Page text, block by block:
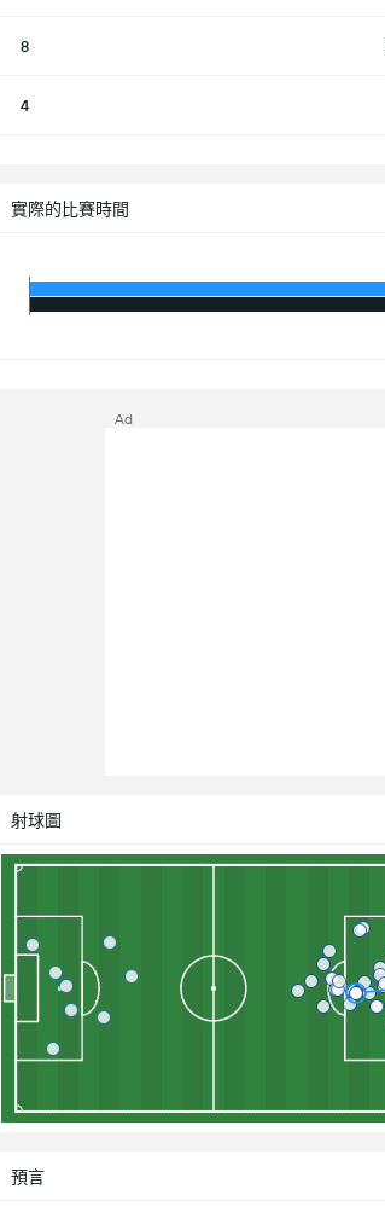
8
4
實際的比賽時間
射球圖
預言
Ad